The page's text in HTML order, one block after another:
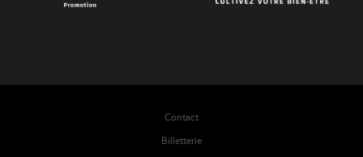
Contact
Billetterie